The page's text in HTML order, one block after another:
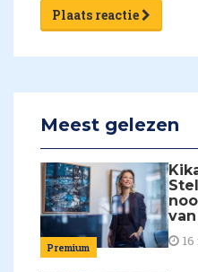
Plaats reactie
Meest gelezen
Premium